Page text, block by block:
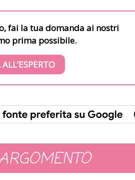
fai la tua domanda ai nostri
prima possibile.